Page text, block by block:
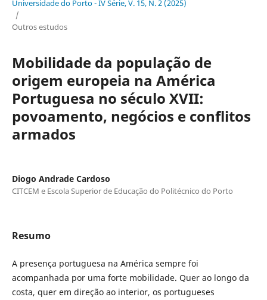
Universidade do Porto - IV Série, V. 15, N. 2 (2025)
/
Outros estudos
Mobilidade da população de
origem europeia na América
Portuguesa no século XVII:
povoamento, negócios e conflitos
armados
Diogo Andrade Cardoso
CITCEM e Escola Superior de Educação do Politécnico do Porto
Resumo
A presença portuguesa na América sempre foi
acompanhada por uma forte mobilidade. Quer ao longo da
costa, quer em direção ao interior, os portugueses